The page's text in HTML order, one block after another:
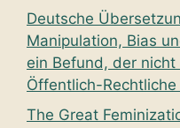
Deutsche
Manipulation, Bias
ein Befund, der
Öffentlich-
The Great